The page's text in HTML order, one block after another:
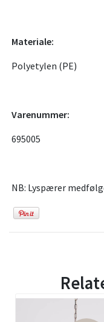
Materiale:
Polyetylen (PE)
Varenummer:
695005
NB: Lyspærer